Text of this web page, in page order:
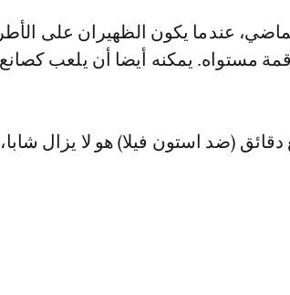
عندما يكون الظهيران على
مستواه. يمكنه أيضا أن يلعب
(ضد استون فيلا) هو لا يزال